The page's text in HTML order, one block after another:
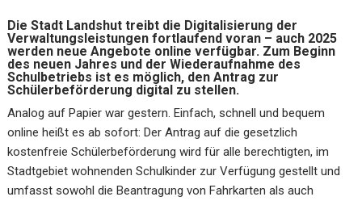
Die Stadt Landshut treibt die Digitalisierung der
Verwaltungsleistungen fortlaufend voran – auch 2025
werden neue Angebote online verfügbar. Zum Beginn
des neuen Jahres und der Wiederaufnahme des
Schulbetriebs ist es möglich, den Antrag zur
Schülerbeförderung digital zu stellen.
Analog auf Papier war gestern. Einfach, schnell und bequem
online heißt es ab sofort: Der Antrag auf die gesetzlich
kostenfreie Schülerbeförderung wird für alle berechtigten, im
Stadtgebiet wohnenden Schulkinder zur Verfügung gestellt und
umfasst sowohl die Beantragung von Fahrkarten als auch